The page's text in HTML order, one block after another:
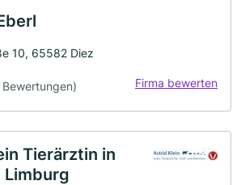
10, 65582 Diez
Bewertungen) Firma bewerten
Tierärztin in
Limburg